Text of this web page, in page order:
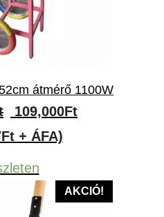
átmérő 1100W
Original
price
was:
139,000Ft.
109,000FtCurrent
109,000Ft.
+ ÁFA)
AKCIÓ!